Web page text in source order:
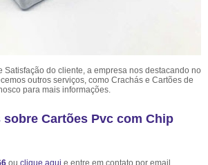
Satisfação do cliente, a empresa nos destacando no
outros serviços, como Crachás e Cartões de
para mais informações.
sobre Cartões Pvc com Chip
ou clique aqui e entre em contato por email.